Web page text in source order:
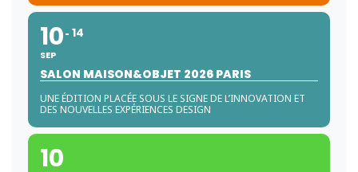
10
SEP
14
SALON MAISON&OBJET 2026 PARIS
UNE ÉDITION PLACÉE SOUS LE SIGNE DE L’INNOVATION ET
DES NOUVELLES EXPÉRIENCES DESIGN
10